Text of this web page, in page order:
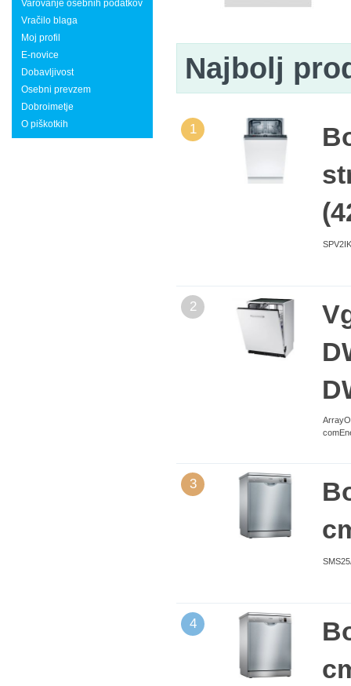
Varovanje osebnih podatkov
Vračilo blaga
Moj profil
E-novice
Dobavljivost
Osebni prevzem
Dobroimetje
O piškotkih
Najbolj
1
2
3
4